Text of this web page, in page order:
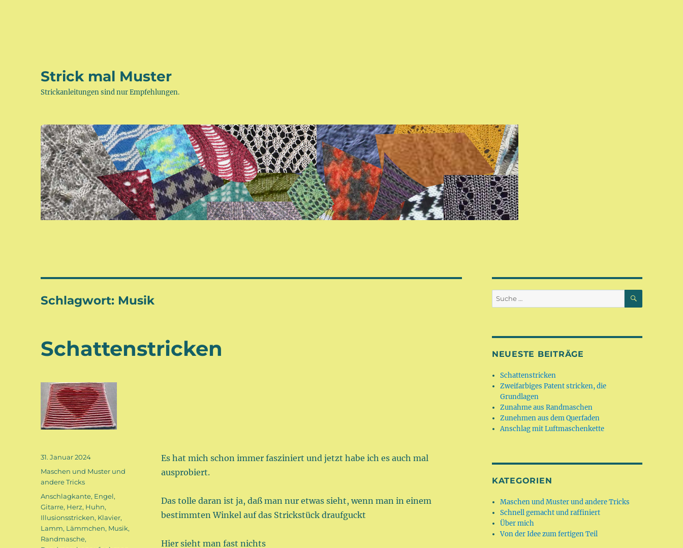
Strick mal Muster
Strickanleitungen sind nur Empfehlungen.
Schlagwort: Musik
Schattenstricken
Es hat mich schon immer fasziniert und jetzt habe ich es auch mal
ausprobiert.
Das tolle daran ist ja, daß man nur etwas sieht, wenn man in einem
bestimmten Winkel auf das Strickstück draufguckt
Hier sieht man fast nichts
Veröffentlicht
31. Januar 2024
Kategorien
Maschen und Muster und
andere Tricks
Schlagwörter
Anschlagkante, Engel,
Gitarre, Herz, Huhn,
Illusionsstricken, Klavier,
Lamm, Lämmchen, Musik,
Randmasche,
Suche
nach:
SUCHEN
NEUESTE BEITRÄGE
Schattenstricken
Zweifarbiges Patent stricken, die
Grundlagen
Zunahme aus Randmaschen
Zunehmen aus dem Querfaden
Anschlag mit Luftmaschenkette
KATEGORIEN
Maschen und Muster und andere Tricks
Schnell gemacht und raffiniert
Über mich
Von der Idee zum fertigen Teil